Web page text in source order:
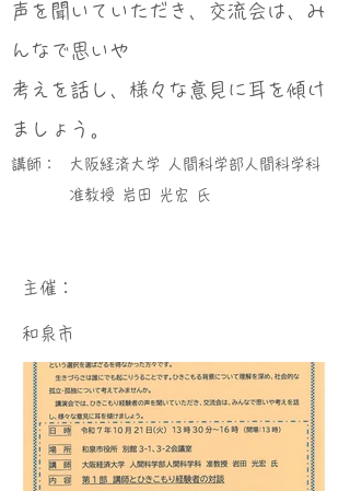
声を聞いていただき、交流会は、み
んなで思いや
考えを話し、様々な意見に耳を傾け
ましょう。
講師：
大阪経済大学 人間科学部人間科学科
准教授 岩田 光宏 氏
​主催：
和泉市